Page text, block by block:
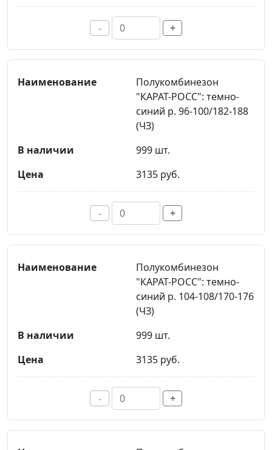
- +
Полукомбинезон
"КАРАТ-РОСС": темно-
синий р. 96-100/182-188
(ЧЗ)
999 шт.
3135 руб.
- +
Полукомбинезон
"КАРАТ-РОСС": темно-
синий р. 104-108/170-176
(ЧЗ)
999 шт.
3135 руб.
- +